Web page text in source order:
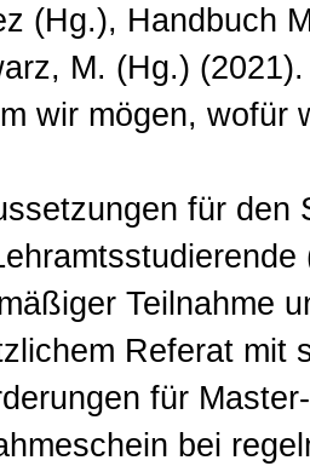
(Hg.), Handbuch
M. (Hg.)
wir mögen, wofür
für den
Teilnahme
Referat mit
für
bei